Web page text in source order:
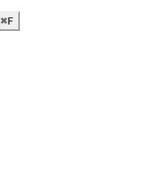
⌘F